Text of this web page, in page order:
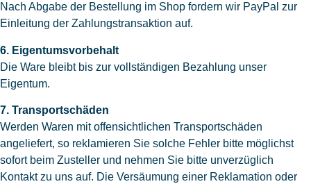
Nach Abgabe der Bestellung im Shop fordern wir PayPal zur
Einleitung der Zahlungstransaktion auf.
6. Eigentumsvorbehalt
Die Ware bleibt bis zur vollständigen Bezahlung unser
Eigentum.
7. Transportschäden
Werden Waren mit offensichtlichen Transportschäden
angeliefert, so reklamieren Sie solche Fehler bitte möglichst
sofort beim Zusteller und nehmen Sie bitte unverzüglich
Kontakt zu uns auf. Die Versäumung einer Reklamation oder